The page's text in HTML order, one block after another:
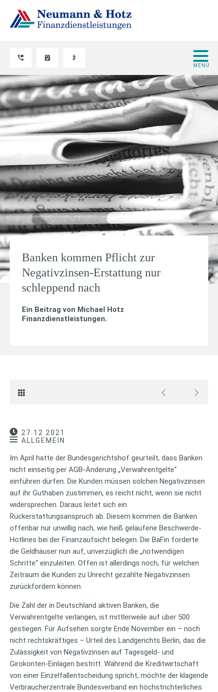
Banken kommen Pflicht zur
Negativzinsen-Erstattung nur
schleppend nach
Ein Beitrag von Michael Hotz
Finanzdienstleistungen.
27.12.2021
ALLGEMEIN
Im April hatte der Bundesgerichtshof geurteilt, dass Banken
nicht einseitig per AGB-Änderung „Verwahrentgelte“
einführen dürfen. Die Kunden müssen solchen Negativzinsen
auf ihr Guthaben zustimmen, es reicht nicht, wenn sie nicht
widersprechen. Daraus leitet sich ein
Rückerstattungsanspruch ab. Diesem kommen die Banken
offenbar nur unwillig nach, wie heiß gelaufene Beschwerde-
Hotlines bei der Finanzaufsicht belegen. Die BaFin forderte
die Geldhäuser nun auf, unverzüglich die „notwendigen
Schritte“ einzuleiten. Offen ist allerdings noch, für welchen
Zeitraum die Kunden zu Unrecht gezahlte Negativzinsen
zurückfordern können.
Die Zahl der in Deutschland aktiven Banken, die
Verwahrentgelte verlangen, ist mittlerweile auf über 500
gestiegen. Für Aufsehen sorgte Ende November ein – noch
nicht rechtskräftiges – Urteil des Landgerichts Berlin, das die
Zulässigkeit von Negativzinsen auf Tagesgeld- und
Girokonten-Einlagen bestritt. Während die Kreditwirtschaft
von einer Einzelfallentscheidung spricht, möchte der klagende
Verbraucherzentrale Bundesverband ein höchstrichterliches